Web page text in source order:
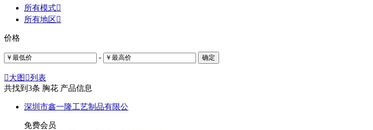
所有模式
所有地区
价格
- 确定
大图 列表
共找到 3条 胸花 产品信息
深圳市鑫一隆工艺制品有限公
免费会员